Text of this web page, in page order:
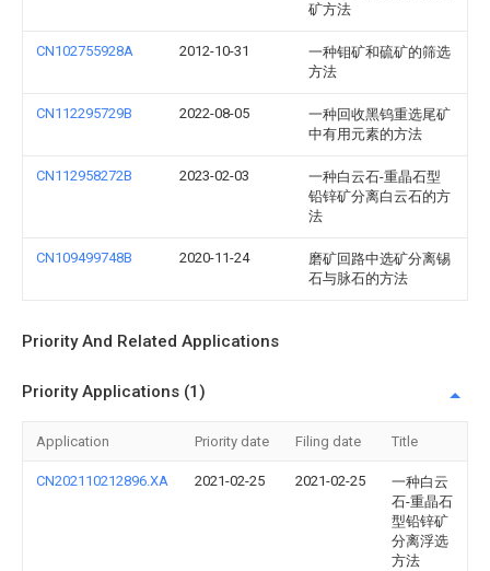
矿方法
CN102755928A 2012-10-31
一种钼矿和硫矿的筛选
方法
CN112295729B 2022-08-05
一种回收黑钨重选尾矿
中有用元素的方法
CN112958272B 2023-02-03
一种白云石-重晶石型
铅锌矿分离白云石的方
法
CN109499748B 2020-11-24
磨矿回路中选矿分离锡
石与脉石的方法
Priority And Related Applications
Priority Applications (1)
Application Priority date Filing date Title
CN202110212896.XA 2021-02-25 2021-02-25
一种白云
石-重晶石
型铅锌矿
分离浮选
方法